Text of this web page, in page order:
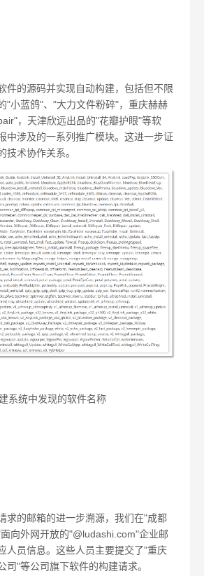
件的源码并实现自动构建，包括但不限
"小蓝鸽"、"大力文件粉碎"，重庆赫赫
，天津欣远出品的"花瓣护眼"等软
中涉及的一系列推广模块。这进一步证
技术协作关系。
系统中发现的软件名称
求的邮箱的进一步溯源，我们在"成都
向外网开放的"@ludashi.com"企业邮
人员信息。这些人员主要提交了"重庆
司"等公司旗下软件的构建请求。